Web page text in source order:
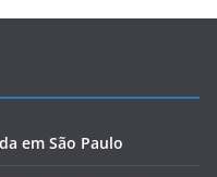
em São Paulo